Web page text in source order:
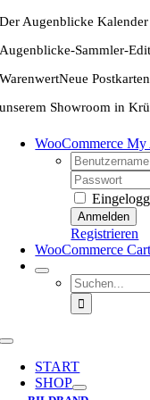
Zum
Inhalt
springen
Der Augenblicke
Augenblicke-Sammler-
WarenwertNeue
unserem Showroom in
WooCommerce
Username:
Password:
Registrieren
WooCommerce
Suche
nach:
Toggle
NavigationSTART
SHOP